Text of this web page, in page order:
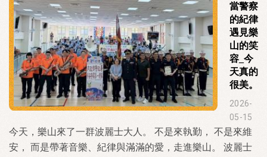
當警察
的紀律
遇見樂
山的笑
容_今
天真的
很美。
2026-
05-15
今天，樂山來了一群波麗士大人。 不是來執勤， 不是來維
安， 而是帶著音樂、紀律與滿滿的愛，走進樂山。 波麗士